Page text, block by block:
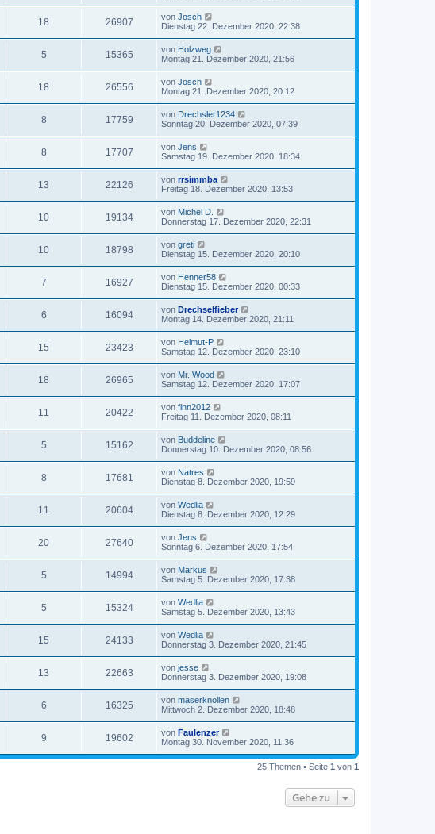
18 26907 von Josch
Dienstag 22. Dezember 2020, 22:38
5 15365 von Holzweg
Montag 21. Dezember 2020, 21:56
18 26556 von Josch
Montag 21. Dezember 2020, 20:12
8 17759 von Drechsler1234
Sonntag 20. Dezember 2020, 07:39
8 17707 von Jens
Samstag 19. Dezember 2020, 18:34
13 22126 von rrsimmba
Freitag 18. Dezember 2020, 13:53
10 19134 von Michel D.
Donnerstag 17. Dezember 2020, 22:31
10 18798 von greti
Dienstag 15. Dezember 2020, 20:10
7 16927 von Henner58
Dienstag 15. Dezember 2020, 00:33
6 16094 von Drechselfieber
Montag 14. Dezember 2020, 21:11
15 23423 von Helmut-P
Samstag 12. Dezember 2020, 23:10
18 26965 von Mr. Wood
Samstag 12. Dezember 2020, 17:07
11 20422 von finn2012
Freitag 11. Dezember 2020, 08:11
5 15162 von Buddeline
Donnerstag 10. Dezember 2020, 08:56
8 17681 von Natres
Dienstag 8. Dezember 2020, 19:59
11 20604 von Wedlia
Dienstag 8. Dezember 2020, 12:29
20 27640 von Jens
Sonntag 6. Dezember 2020, 17:54
5 14994 von Markus
Samstag 5. Dezember 2020, 17:38
5 15324 von Wedlia
Samstag 5. Dezember 2020, 13:43
15 24133 von Wedlia
Donnerstag 3. Dezember 2020, 21:45
13 22663 von jesse
Donnerstag 3. Dezember 2020, 19:08
6 16325 von maserknollen
Mittwoch 2. Dezember 2020, 18:48
9 19602 von Faulenzer
Montag 30. November 2020, 11:36
25 Themen • Seite 1 von 1
Gehe zu